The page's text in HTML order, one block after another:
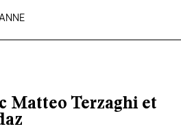
contacter ↓
contacter
librairies
Matteo Terzaghi et